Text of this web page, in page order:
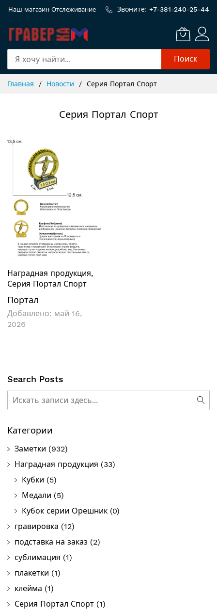
Наш магазин Отслеживание Звоните: +7-381-240-25-44
Поиск
Главная Новости Серия Портал Спорт
Серия Портал Спорт
Наградная продукция,
Серия Портал Спорт
Портал
Добавлено: май 16,
2026
Search Posts
Категории
Заметки (932)
Наградная продукция (33)
Кубки (5)
Медали (5)
Кубок серии Орешник (0)
гравировка (12)
подставка на заказ (2)
сублимация (1)
плакетки (1)
клейма (1)
Серия Портал Спорт (1)